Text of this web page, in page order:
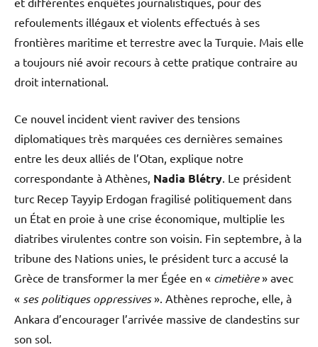
refoulements illégaux et violents effectués à ses
frontières maritime et terrestre avec la Turquie. Mais elle
a toujours nié avoir recours à cette pratique contraire au
droit international.
Ce nouvel incident vient raviver des tensions
diplomatiques très marquées ces dernières semaines
entre les deux alliés de l’Otan, explique notre
correspondante à Athènes, Nadia Blétry. Le président
turc Recep Tayyip Erdogan fragilisé politiquement dans
un État en proie à une crise économique, multiplie les
diatribes virulentes contre son voisin. Fin septembre, à la
tribune des Nations unies, le président turc a accusé la
Grèce de transformer la mer Égée en « cimetière» avec
« ses politiques oppressives». Athènes reproche, elle, à
Ankara d’encourager l’arrivée massive de clandestins sur
son sol.